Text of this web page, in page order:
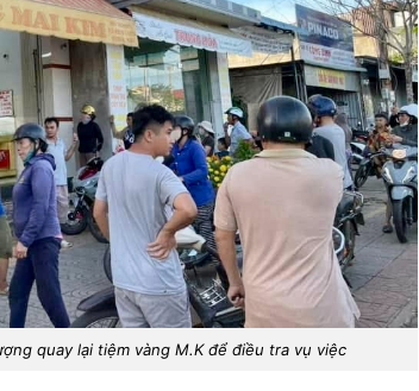
quay lại tiệm vàng M.K để điều tra vụ việc